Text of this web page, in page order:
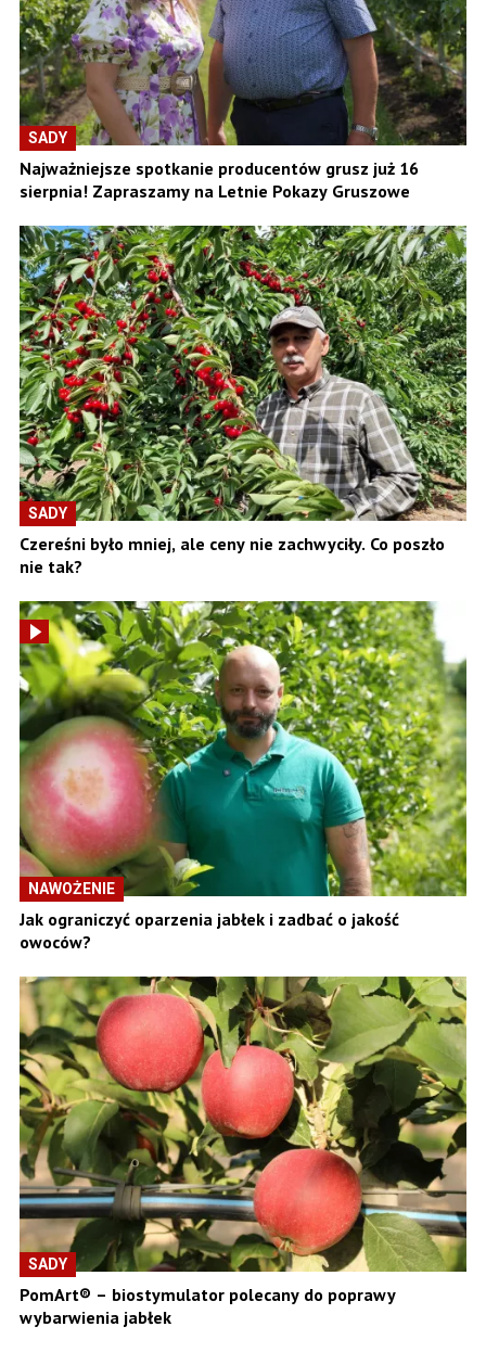
SADY
Najważniejsze spotkanie producentów grusz już 16
sierpnia! Zapraszamy na Letnie Pokazy Gruszowe
SADY
Czereśni było mniej, ale ceny nie zachwyciły. Co poszło
nie tak?
NAWOŻENIE
Jak ograniczyć oparzenia jabłek i zadbać o jakość
owoców?
SADY
PomArt® – biostymulator polecany do poprawy
wybarwienia jabłek